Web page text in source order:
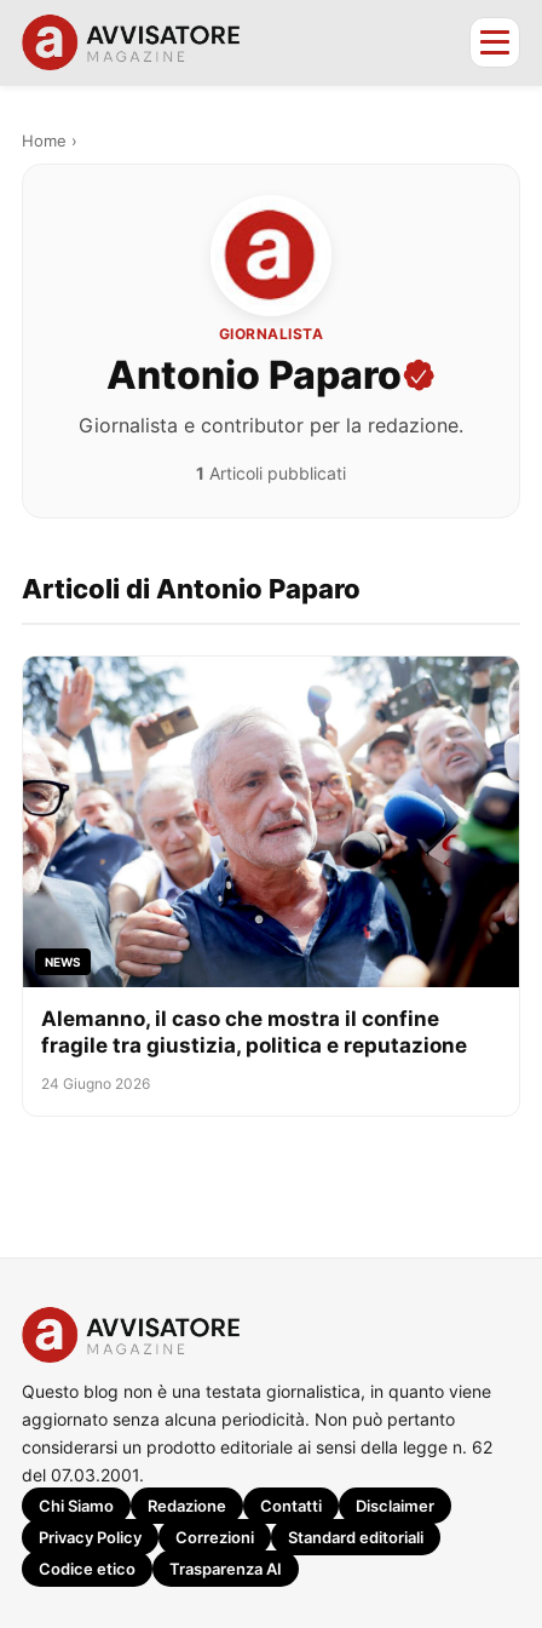
Home ›
GIORNALISTA
Antonio Paparo
Giornalista e contributor per la redazione.
1 Articoli pubblicati
Articoli di Antonio Paparo
NEWS
Alemanno, il caso che mostra il confine
fragile tra giustizia, politica e reputazione
24 Giugno 2026
Questo blog non è una testata giornalistica, in quanto viene
aggiornato senza alcuna periodicità. Non può pertanto
considerarsi un prodotto editoriale ai sensi della legge n. 62
del 07.03.2001.
Chi Siamo Redazione Contatti
Disclaimer
Privacy Policy
Correzioni
Standard editoriali
Codice etico
Trasparenza AI